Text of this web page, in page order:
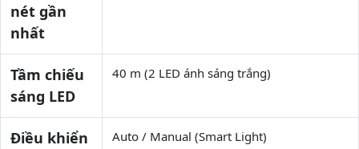
nét gần
nhất
Tầm chiếu
sáng LED
40 m (2 LED ánh sáng trắng)
Điều khiển
Auto / Manual (Smart Light)